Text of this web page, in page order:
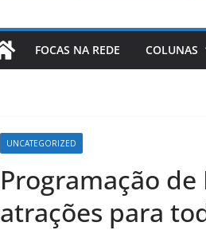
FOCAS NA REDE COLUNAS
UNCATEGORIZED
Programação
atrações para